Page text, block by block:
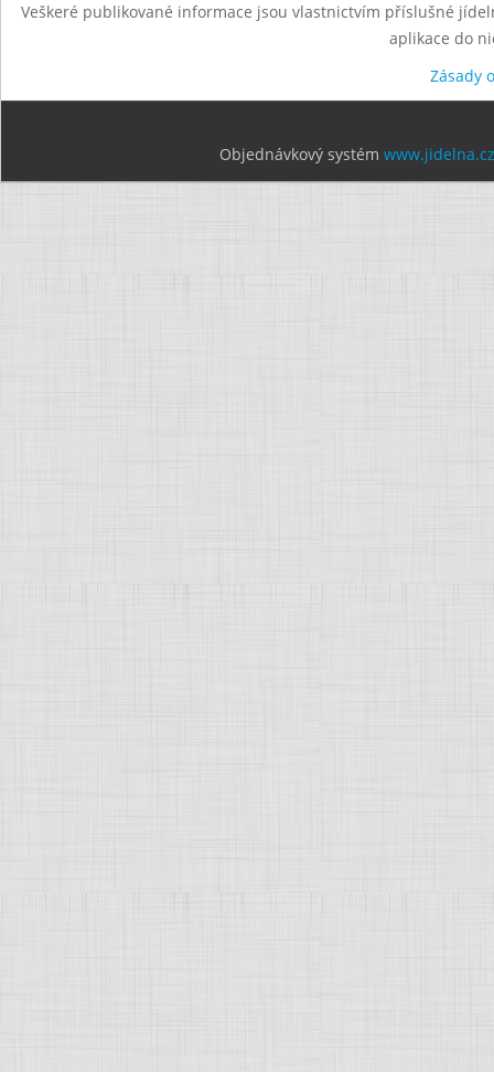
Veškeré publikované informace jsou vlastnictvím příslušné
aplikace do
Zásady
Objednávkový systém www.jidelna.cz